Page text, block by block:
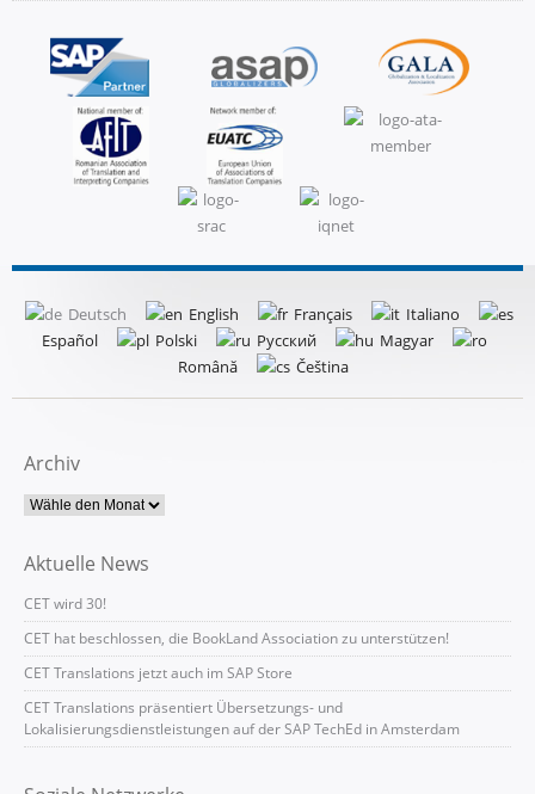
Deutsch English Français
Italiano
Español
Polski Русский
Magyar
Română
Čeština
Archiv
Aktuelle News
CET wird 30!
CET hat beschlossen, die BookLand Association zu unterstützen!
CET Translations jetzt auch im SAP Store
CET Translations präsentiert Übersetzungs- und
Lokalisierungsdienstleistungen auf der SAP TechEd in Amsterdam